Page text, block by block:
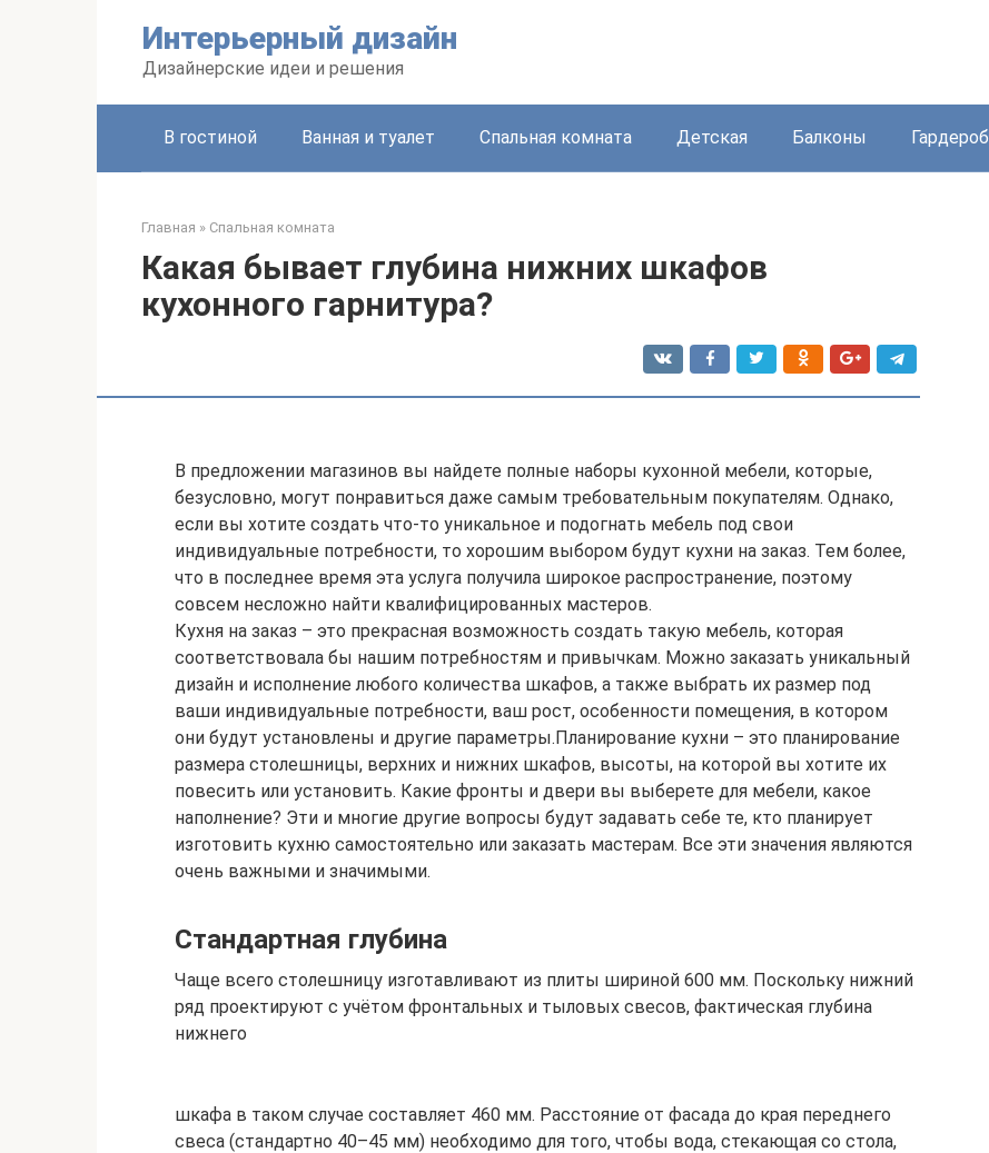
Интерьерный дизайн
Дизайнерские идеи и решения
В гостиной Ванная и туалет Спальная комната Детская Балконы Гардероб
Главная » Спальная комната
Какая бывает глубина нижних шкафов
кухонного гарнитура?
В предложении магазинов вы найдете полные наборы кухонной мебели, которые,
безусловно, могут понравиться даже самым требовательным покупателям. Однако,
если вы хотите создать что-то уникальное и подогнать мебель под свои
индивидуальные потребности, то хорошим выбором будут кухни на заказ. Тем более,
что в последнее время эта услуга получила широкое распространение, поэтому
совсем несложно найти квалифицированных мастеров.
Кухня на заказ – это прекрасная возможность создать такую мебель, которая
соответствовала бы нашим потребностям и привычкам. Можно заказать уникальный
дизайн и исполнение любого количества шкафов, а также выбрать их размер под
ваши индивидуальные потребности, ваш рост, особенности помещения, в котором
они будут установлены и другие параметры.Планирование кухни – это планирование
размера столешницы, верхних и нижних шкафов, высоты, на которой вы хотите их
повесить или установить. Какие фронты и двери вы выберете для мебели, какое
наполнение? Эти и многие другие вопросы будут задавать себе те, кто планирует
изготовить кухню самостоятельно или заказать мастерам. Все эти значения являются
очень важными и значимыми.
Стандартная глубина
Чаще всего столешницу изготавливают из плиты шириной 600 мм. Поскольку нижний
ряд проектируют с учётом фронтальных и тыловых свесов, фактическая глубина
нижнего
шкафа в таком случае составляет 460 мм. Расстояние от фасада до края переднего
свеса (стандартно 40–45 мм) необходимо для того, чтобы вода, стекающая со стола,